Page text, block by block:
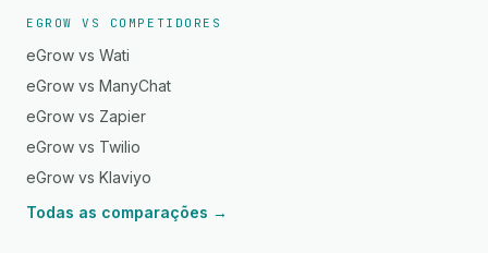
EGROW VS COMPETIDORES
eGrow vs Wati
eGrow vs ManyChat
eGrow vs Zapier
eGrow vs Twilio
eGrow vs Klaviyo
Todas as comparações →